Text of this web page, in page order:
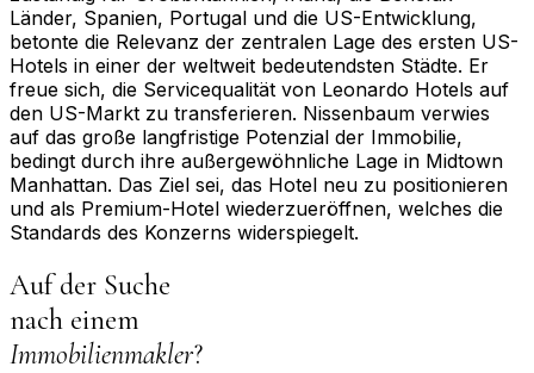
Länder, Spanien, Portugal und die US-Entwicklung,
betonte die Relevanz der zentralen Lage des ersten US-
Hotels in einer der weltweit bedeutendsten Städte. Er
freue sich, die Servicequalität von Leonardo Hotels auf
den US-Markt zu transferieren. Nissenbaum verwies
auf das große langfristige Potenzial der Immobilie,
bedingt durch ihre außergewöhnliche Lage in Midtown
Manhattan. Das Ziel sei, das Hotel neu zu positionieren
und als Premium-Hotel wiederzueröffnen, welches die
Standards des Konzerns widerspiegelt.
Auf der Suche
nach einem
Immobilienmakler?